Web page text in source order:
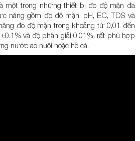
một trong những thiết bị đo độ mặn đa
năng gồm đo độ mặn, pH, EC, TDS và
đo độ mặn trong khoảng từ 0,01 đến
và độ phân giải 0.01%, rất phù hợp
nước ao nuôi hoặc hồ cá.